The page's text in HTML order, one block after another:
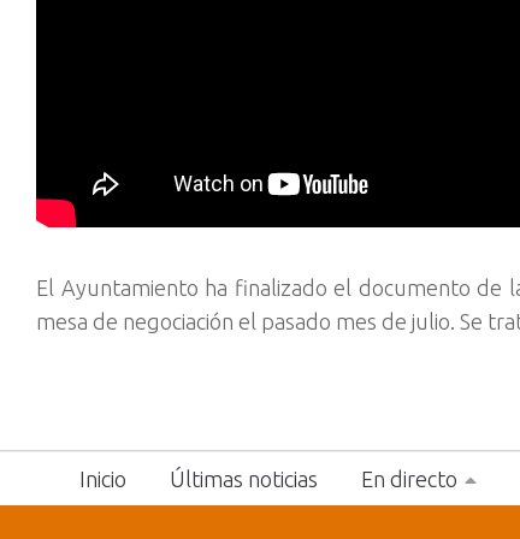
El Ayuntamiento ha finalizado el documento de
mesa de negociación el pasado mes de julio. Se
Inicio Últimas noticias En directo